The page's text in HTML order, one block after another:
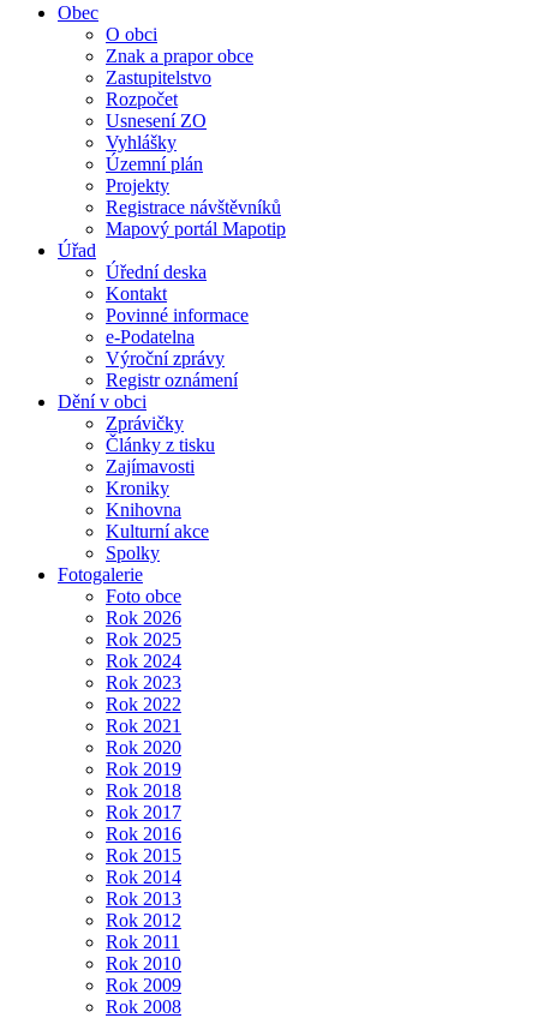
Obec
O obci
Znak a prapor obce
Zastupitelstvo
Rozpočet
Usnesení ZO
Vyhlášky
Územní plán
Projekty
Registrace návštěvníků
Mapový portál Mapotip
Úřad
Úřední deska
Kontakt
Povinné informace
e-Podatelna
Výroční zprávy
Registr oznámení
Dění v obci
Zprávičky
Články z tisku
Zajímavosti
Kroniky
Knihovna
Kulturní akce
Spolky
Fotogalerie
Foto obce
Rok 2026
Rok 2025
Rok 2024
Rok 2023
Rok 2022
Rok 2021
Rok 2020
Rok 2019
Rok 2018
Rok 2017
Rok 2016
Rok 2015
Rok 2014
Rok 2013
Rok 2012
Rok 2011
Rok 2010
Rok 2009
Rok 2008